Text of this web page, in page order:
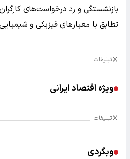
بازنشستگی و رد درخواست‌های
تطابق با معیارهای فیزیکی و
تبلیغات
ویژه اقتصاد ایرانی
تبلیغات
وبگردی